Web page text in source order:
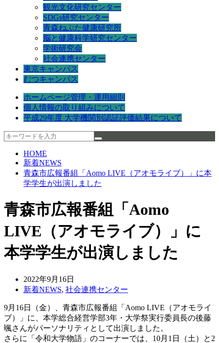
観光文化研究センター
SDGs研究センター
青森ねぶた健康研究所
脳と健康科学研究センター
学術研究会
社会連携センター
東京キャンパス
むつキャンパス
ホームページ管理・運用細則
個人情報の取り組みについて
平成29年度 大学機関別認証評価結果について
HOME
新着NEWS
青森市広報番組「Aomo LIVE（アオモライブ）」に本
学学生が出演しました
青森市広報番組「Aomo
LIVE（アオモライブ）」に
本学学生が出演しました
2022年9月16日
新着NEWS, 社会連携センター
9月16日（金）、青森市広報番組「Aomo LIVE（アオモライ
ブ）」に、本学総合経営学部3年・大学祭実行委員長の後藤
颯さんがパーソナリティとして出演しました。
さらに「令和大学物語」のコーナーでは、10月1日（土）と2